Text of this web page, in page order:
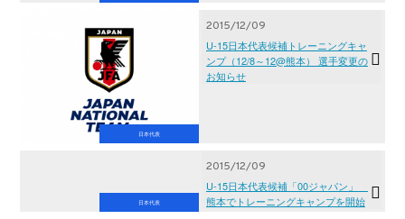
日本代表
2015/12/09
U-15日本代表候補トレーニングキャ
ンプ（12/8～12@熊本） 選手変更の
お知らせ
日本代表
2015/12/09
U-15日本代表候補「00ジャパン」
熊本でトレーニングキャンプを開始